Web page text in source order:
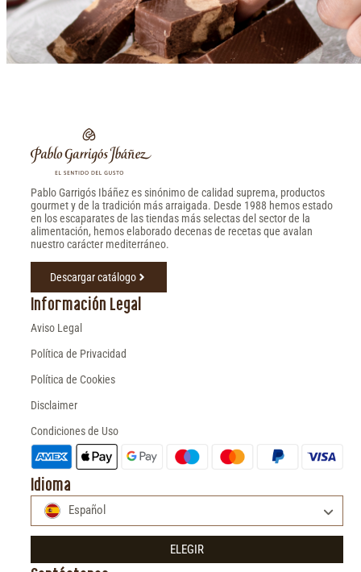
Pablo Garrigós Ibáñez es sinónimo de calidad suprema, productos
gourmet y de la tradición más arraigada. Desde 1988 hemos estado
en los escaparates de las tiendas más selectas del sector de la
alimentación, hemos elaborado decenas de recetas que avalan
nuestro carácter mediterráneo.
Descargar catálogo
Información Legal
Aviso Legal
Política de Privacidad
Política de Cookies
Disclaimer
Condiciones de Uso
Idioma
Español
ELEGIR